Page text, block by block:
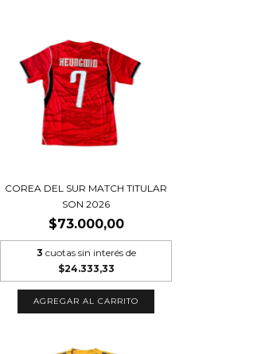
COREA DEL SUR MATCH TITULAR
SON 2026
$73.000,00
3 cuotas sin interés de
$24.333,33
AGREGAR AL CARRITO